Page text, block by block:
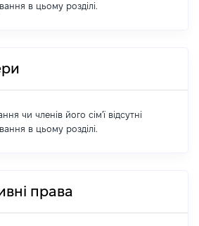
в цьому розділі.
чи членів його сім'ї відсутні
в цьому розділі.
права